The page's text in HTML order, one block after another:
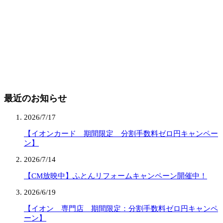
最近のお知らせ
2026/7/17
【イオンカード 期間限定 分割手数料ゼロ円キャンペー
ン】
2026/7/14
【CM放映中】ふとんリフォームキャンペーン開催中！
2026/6/19
【イオン 専門店 期間限定：分割手数料ゼロ円キャンペ
ーン】